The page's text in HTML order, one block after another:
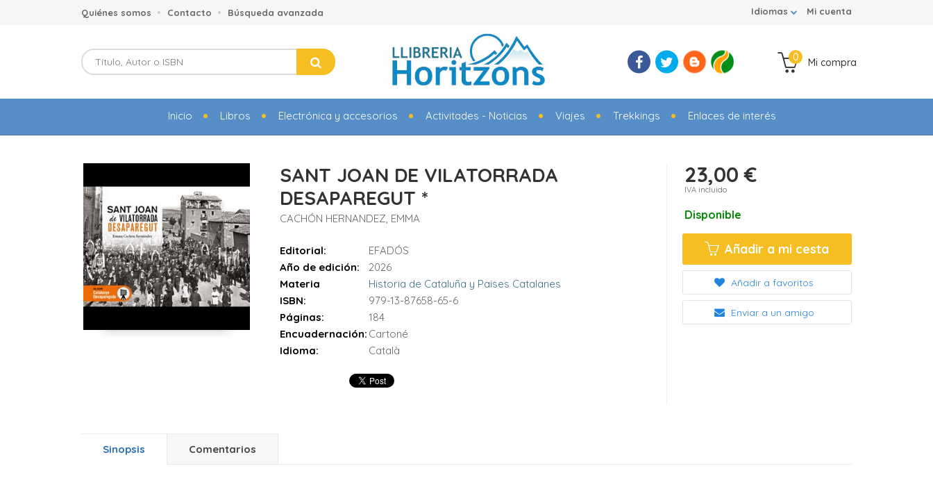
Mi cuenta
Idiomas
Quiénes somos Contacto Búsqueda avanzada
Mi compra
0
Inicio Libros Electrónica y accesorios Activitades - Noticias Viajes Trekkings Enlaces de interés
SANT JOAN DE VILATORRADA
DESAPAREGUT *
CACHÓN HERNANDEZ, EMMA
Editorial:
EFADÓS
Año de edición:
2026
Materia
Historia de Cataluña y Paises Catalanes
ISBN:
979-13-87658-65-6
Páginas:
184
Encuadernación: Cartoné
Idioma:
Català
23,00 €
IVA incluido
Disponible
Añadir a mi cesta
Añadir a favoritos
Enviar a un amigo
Sinopsis Comentarios